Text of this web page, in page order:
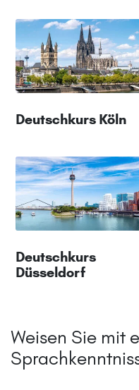
Deutschkurs Köln
Deutschkurs
Düsseldorf
Weisen Sie mit